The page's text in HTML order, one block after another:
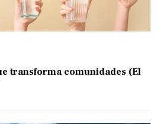
transforma comunidades (El